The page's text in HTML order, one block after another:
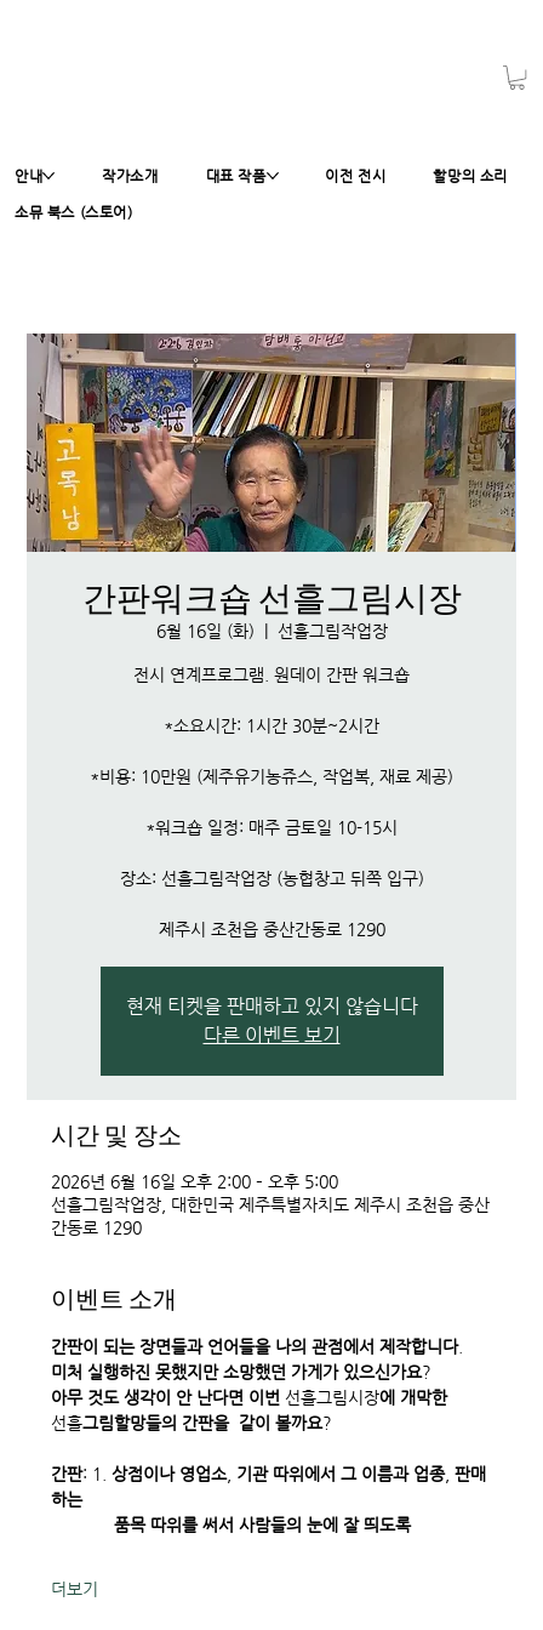
안내 작가소개 대표 작품 이전 전시 할망의 소리
소뮤 북스 (스토어)
간판워크숍 선흘그림시장
6월 16일 (화) 선흘그림작업장
전시 연계프로그램. 원데이 간판 워크숍
*소요시간: 1시간 30분~2시간
*비용: 10만원 (제주유기농쥬스, 작업복, 재료 제공)
*워크숍 일정: 매주 금토일 10-15시
장소: 선흘그림작업장 (농협창고 뒤쪽 입구)
제주시 조천읍 중산간동로 1290
현재 티켓을 판매하고 있지 않습니다
다른 이벤트 보기
시간 및 장소
2026년 6월 16일 오후 2:00 – 오후 5:00
선흘그림작업장, 대한민국 제주특별자치도 제주시 조천읍 중산
간동로 1290
이벤트 소개
간판이 되는 장면들과 언어들을 나의 관점에서 제작합니다.
미처 실행하진 못했지만 소망했던 가게가 있으신가요?
아무 것도 생각이 안 난다면 이번 선흘그림시장에 개막한
선흘그림할망들의 간판을 같이 볼까요?
간판: 1. 상점이나 영업소, 기관 따위에서 그 이름과 업종, 판매
하는
품목 따위를 써서 사람들의 눈에 잘 띄도록
더보기